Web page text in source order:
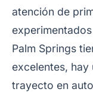
atención de
Palm Springs
excelentes,
trayecto en